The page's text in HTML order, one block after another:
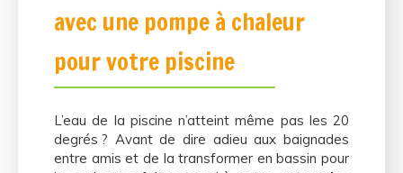
avec une pompe à chaleur
pour votre piscine
L’eau de la piscine n’atteint même pas les 20
degrés ? Avant de dire adieu aux baignades
entre amis et de la transformer en bassin pour